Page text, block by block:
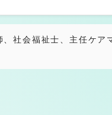
ージ ※医療
、社会福祉士、主任ケア